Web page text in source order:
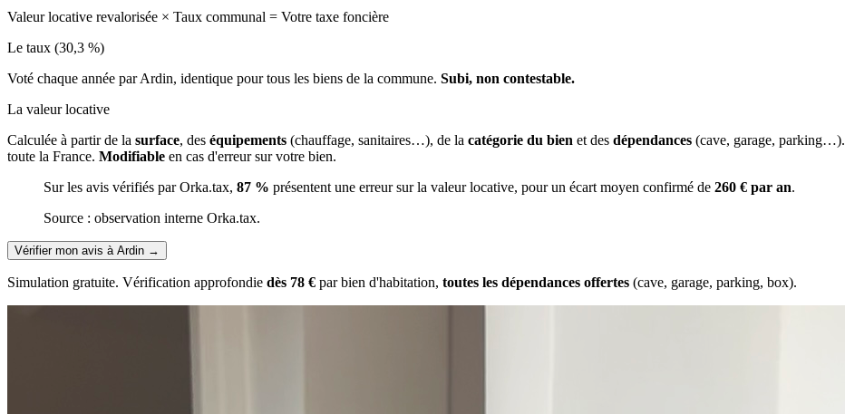
Valeur locative revalorisée × Taux communal = Votre taxe foncière
Le taux (30,3 %)
Voté chaque année par Ardin, identique pour tous les biens de la commune. Subi, non contestable.
La valeur locative
Calculée à partir de la surface, des équipements (chauffage, sanitaires…), de la catégorie du bien et des dépendances (cave, garage, parking…).
toute la France. Modifiable en cas d'erreur sur votre bien.
Sur les avis vérifiés par Orka.tax, 87 % présentent une erreur sur la valeur locative, pour un écart moyen confirmé de 260 € par an.
Source : observation interne Orka.tax.
Vérifier mon avis à Ardin →
Simulation gratuite. Vérification approfondie dès 78 € par bien d'habitation, toutes les dépendances offertes (cave, garage, parking, box).